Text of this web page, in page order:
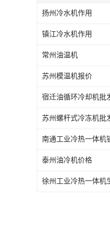
扬州冷水机作用
镇江冷水机作用
常州油温机
苏州模温机报价
宿迁油循环冷却机批
苏州螺杆式冷冻机批
南通工业冷热一体机
泰州油冷机价格
徐州工业冷热一体机